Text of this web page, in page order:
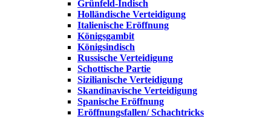
Grünfeld-Indisch
Holländische Verteidigung
Italienische Eröffnung
Königsgambit
Königsindisch
Russische Verteidigung
Schottische Partie
Sizilianische Verteidigung
Skandinavische Verteidigung
Spanische Eröffnung
Eröffnungsfallen/ Schachtricks